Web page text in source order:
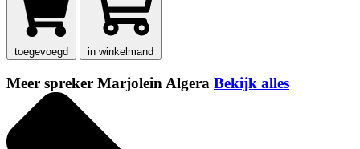
toegevoegd in winkelmand
Meer spreker Marjolein Algera Bekijk alles